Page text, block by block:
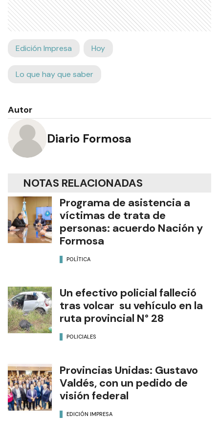
Edición Impresa Hoy
Lo que hay que saber
Autor
Diario Formosa
NOTAS RELACIONADAS
Programa de asistencia a
víctimas de trata de
personas: acuerdo Nación y
Formosa
POLÍTICA
Un efectivo policial falleció
tras volcar su vehículo en la
ruta provincial N° 28
POLICIALES
Provincias Unidas: Gustavo
Valdés, con un pedido de
visión federal
EDICIÓN IMPRESA